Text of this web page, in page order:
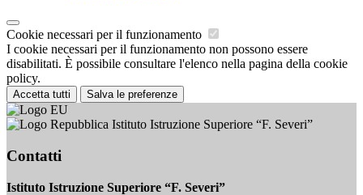
Cookie necessari per il funzionamento
I cookie necessari per il funzionamento non possono essere
disabilitati. È possibile consultare l'elenco nella pagina della cookie
policy.
Accetta tutti Salva le preferenze
Istituto Istruzione Superiore “F. Severi”
Contatti
Istituto Istruzione Superiore “F. Severi”